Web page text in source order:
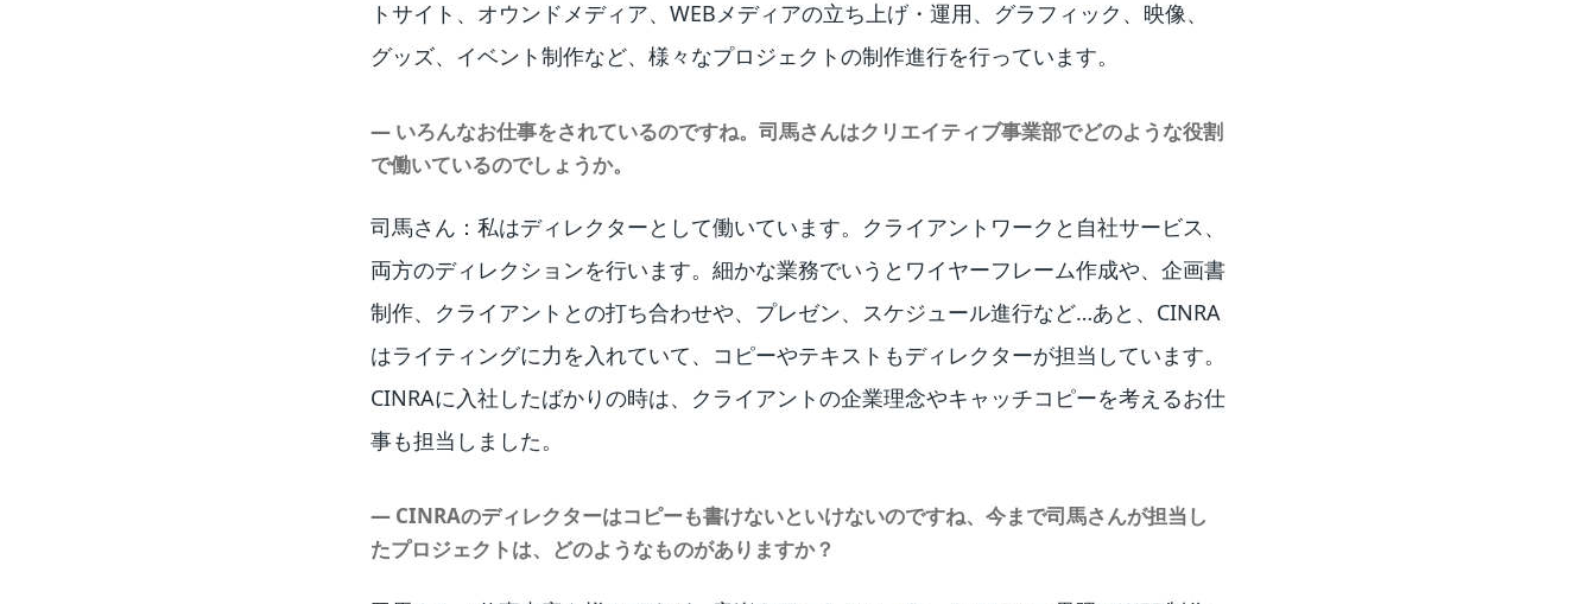
トサイト、オウンドメディア、WEBメディアの立ち上げ・運用、グラフィック、映像、
グッズ、イベント制作など、様々なプロジェクトの制作進行を行っています。
― いろんなお仕事をされているのですね。司馬さんはクリエイティブ事業部でどのような役割
で働いているのでしょうか。
司馬さん：私はディレクターとして働いています。クライアントワークと自社サービス、
両方のディレクションを行います。細かな業務でいうとワイヤーフレーム作成や、企画書
制作、クライアントとの打ち合わせや、プレゼン、スケジュール進行など…あと、CINRA
はライティングに力を入れていて、コピーやテキストもディレクターが担当しています。
CINRAに入社したばかりの時は、クライアントの企業理念やキャッチコピーを考えるお仕
事も担当しました。
― CINRAのディレクターはコピーも書けないといけないのですね、今まで司馬さんが担当し
たプロジェクトは、どのようなものがありますか？